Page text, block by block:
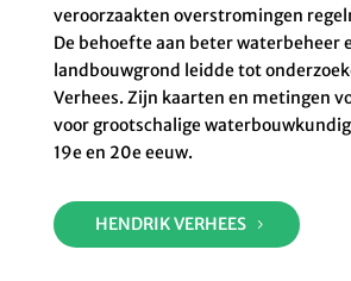
veroorzaakten overstromingen
De behoefte aan beter waterbeheer
landbouwgrond leidde tot
Verhees. Zijn kaarten en metingen
voor grootschalige
19e en 20e eeuw.
HENDRIK VERHEES